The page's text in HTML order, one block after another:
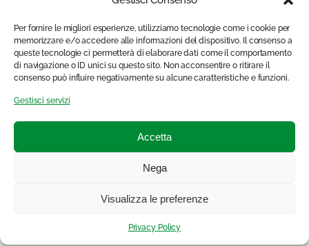
Per fornire le migliori esperienze, utilizziamo tecnologie come i cookie per
memorizzare e/o accedere alle informazioni del dispositivo. Il consenso a
queste tecnologie ci permetterà di elaborare dati come il comportamento
di navigazione o ID unici su questo sito. Non acconsentire o ritirare il
consenso può influire negativamente su alcune caratteristiche e funzioni.
Gestisci servizi
Accetta
Nega
Visualizza le preferenze
Privacy Policy